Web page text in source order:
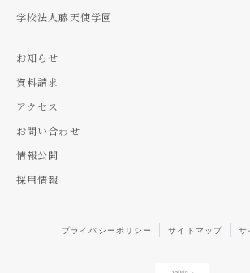
学校法人藤天使学園
お知らせ
資料請求
アクセス
お問い合わせ
情報公開
採用情報
プライバシーポリシー サイトマップ サ